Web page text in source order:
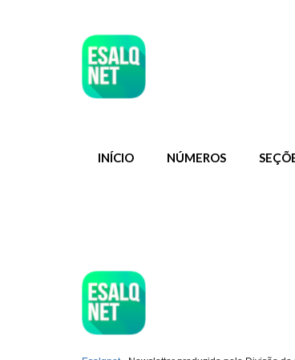
INÍCIO NÚMEROS
ESQLNET